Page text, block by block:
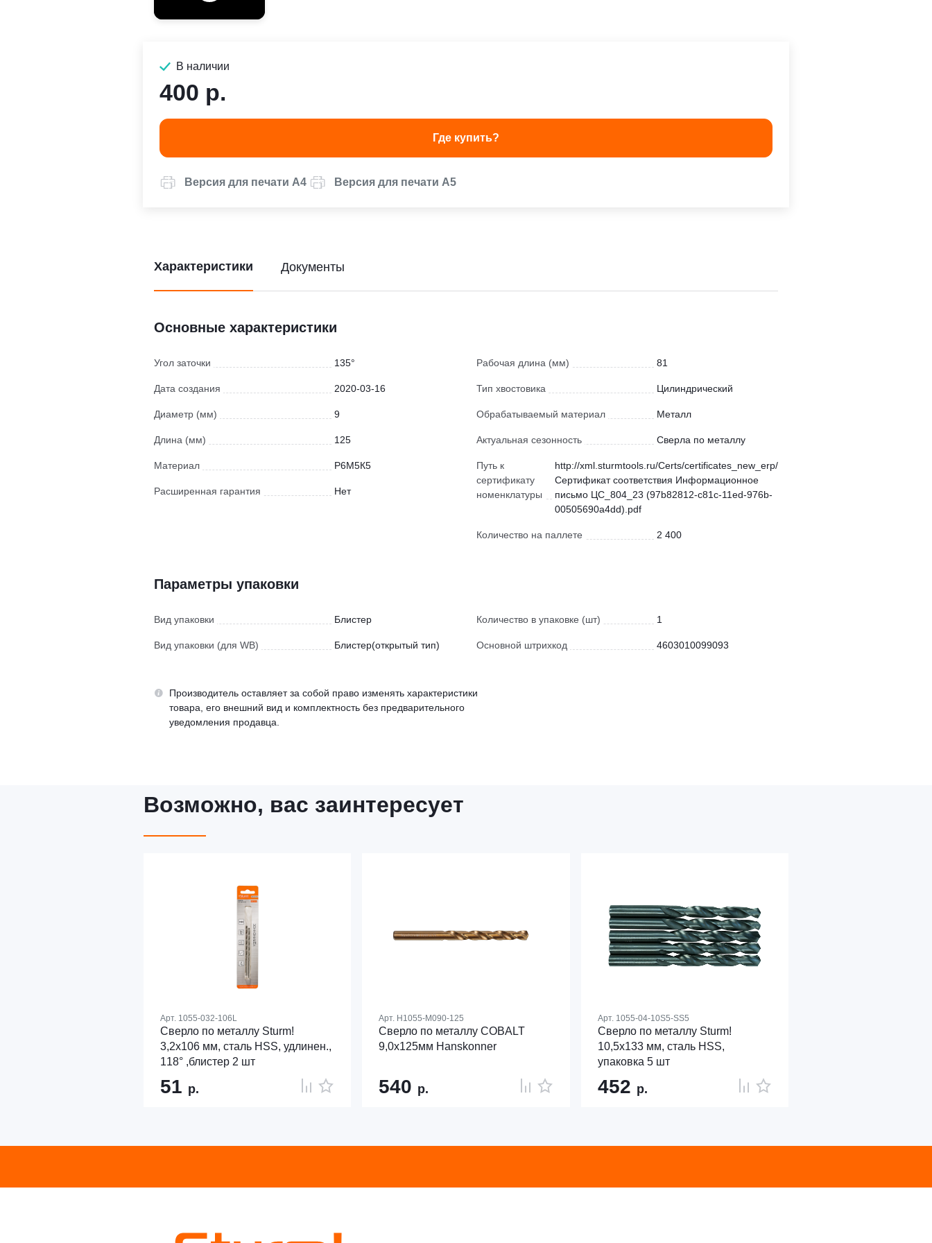
В наличии
400 р.
Где купить?
Версия для печати А4 Версия для печати А5
Характеристики
Основные характеристики
Угол заточки 135°
Дата создания 2020-03-16
Диаметр (мм) 9
Длина (мм) 125
Материал Р6М5К5
Расширенная гарантия Нет
Рабочая длина (мм) 81
Тип хвостовика Цилиндрический
Обрабатываемый материал Металл
Актуальная сезонность Сверла по металлу
Путь к
сертификату
номенклатуры
http://xml.sturmtools.ru/Certs/certificates_new_erp/
Сертификат соответствия Информационное
письмо ЦС_804_23 (97b82812-c81c-11ed-976b-
00505690a4dd).pdf
Количество на паллете 2 400
Параметры упаковки
Вид упаковки Блистер
Вид упаковки (для WB) Блистер(открытый тип)
Количество в упаковке (шт) 1
Основной штрихкод 4603010099093
Производитель оставляет за собой право изменять характеристики
товара, его внешний вид и комплектность без предварительного
уведомления продавца.
Документы
Возможно, вас заинтересует
Арт. 1055-032-106L
Сверло по металлу Sturm!
3,2х106 мм, сталь HSS, удлинен.,
118° ,блистер 2 шт
51 р.
Арт. H1055-M090-125
Сверло по металлу COBALT
9,0х125мм Hanskonner
540 р.
Арт. 1055-04-10S5-SS5
Сверло по металлу Sturm!
10,5х133 мм, сталь HSS,
упаковка 5 шт
452 р.